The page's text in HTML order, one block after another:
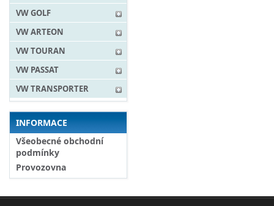
VW GOLF
VW ARTEON
VW TOURAN
VW PASSAT
VW TRANSPORTER
INFORMACE
Všeobecné obchodní
podmínky
Provozovna